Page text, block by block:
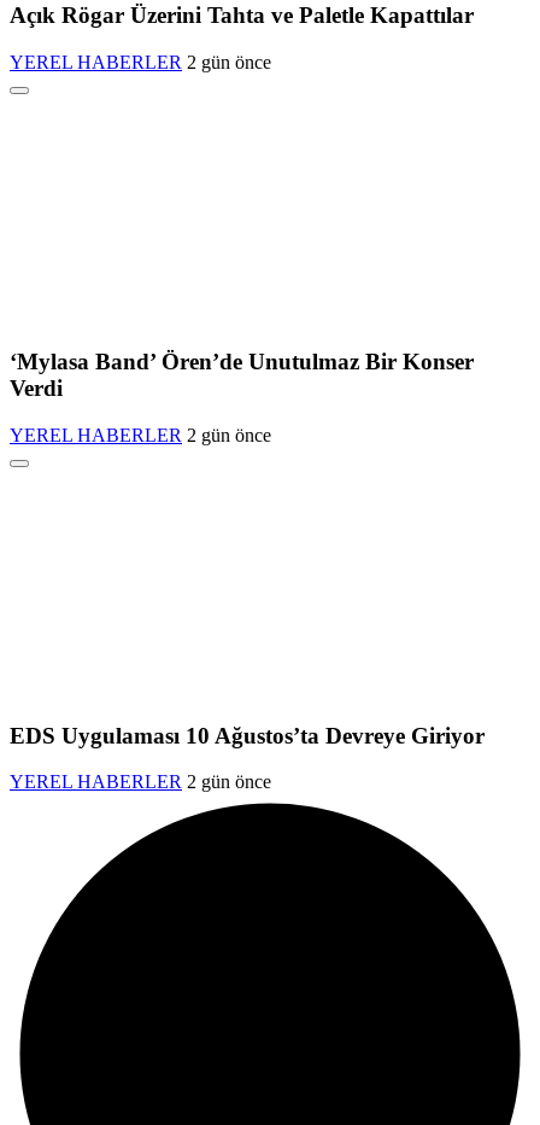
Açık Rögar Üzerini Tahta ve Paletle Kapattılar
YEREL HABERLER 2 gün önce
‘Mylasa Band’ Ören’de Unutulmaz Bir Konser
Verdi
YEREL HABERLER 2 gün önce
EDS Uygulaması 10 Ağustos’ta Devreye Giriyor
YEREL HABERLER 2 gün önce